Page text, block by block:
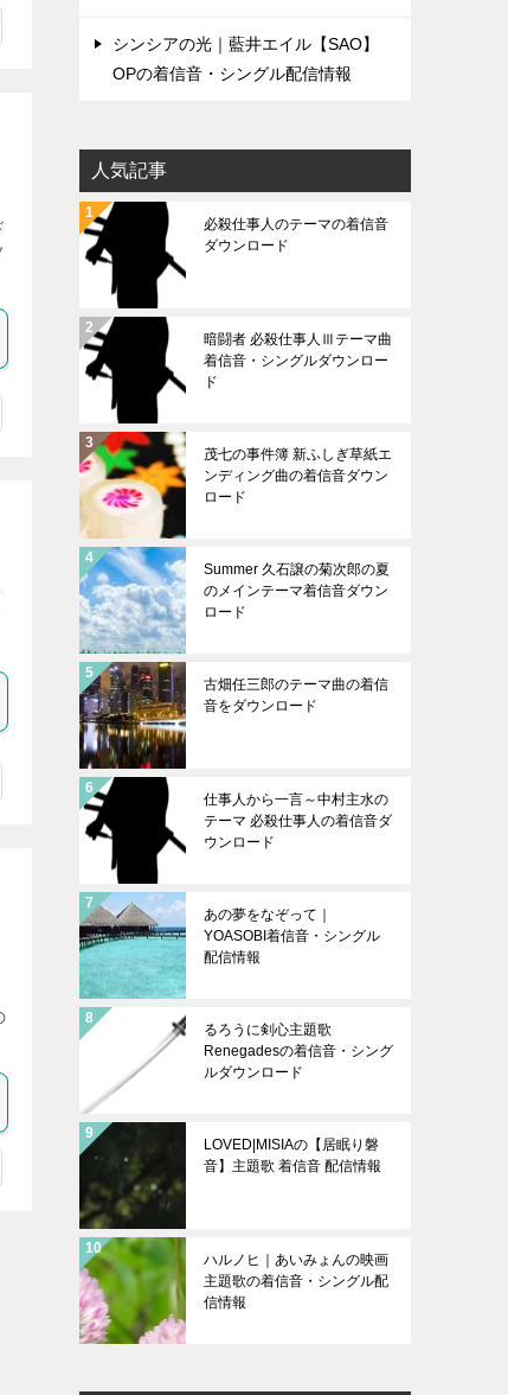
シンシアの光｜藍井エイル【SAO】
OPの着信音・シングル配信情報
人気記事
必殺仕事人のテーマの着信音
ダウンロード
暗闘者 必殺仕事人Ⅲテーマ曲
着信音・シングルダウンロー
ド
茂七の事件簿 新ふしぎ草紙エ
ンディング曲の着信音ダウン
ロード
Summer 久石譲の菊次郎の夏
のメインテーマ着信音ダウン
ロード
古畑任三郎のテーマ曲の着信
音をダウンロード
仕事人から一言～中村主水の
テーマ 必殺仕事人の着信音ダ
ウンロード
あの夢をなぞって｜
YOASOBI着信音・シングル
配信情報
るろうに剣心主題歌
Renegadesの着信音・シング
ルダウンロード
LOVED|MISIAの【居眠り磐
音】主題歌 着信音 配信情報
ハルノヒ｜あいみょんの映画
主題歌の着信音・シングル配
信情報